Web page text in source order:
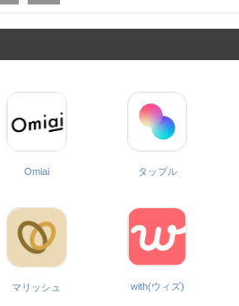
Omiai タップル
マリッシュ with(ウィズ)